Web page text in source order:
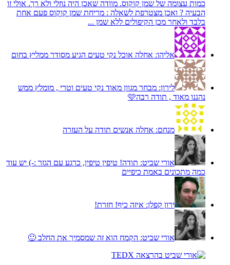
כמות עצומה של שמן קוקוס. מוודה שאכן היה נוזלי ולא רך. אולי זו
הבעיה ? ואכן מצטרפת לשאלה : מריחת שמן קוקוס פעם אחת
בלבד ולאחר מכן הקיפולים ללא שמן ...
אליהו: אחלה אוכל נקי טעים הגיע מסודר ממליץ בחום
לירון: מבחר מגוון מאוד נקי טעים וטרי , מומלץ ממש
נהננו מאוד , תודה רבה🩷
מנחם: אחלה אנשים תודה על העזרה
אורי שביט: תודה! טיפין טיפין, כרגע עם הגזר :-) יש עוד
כמה מתכונים באמת כיפיים
ירון קפלן: איזה כיף! חזרת!
אורי שביט: הקמח הוא זה שמסמיך את החלב 🙂